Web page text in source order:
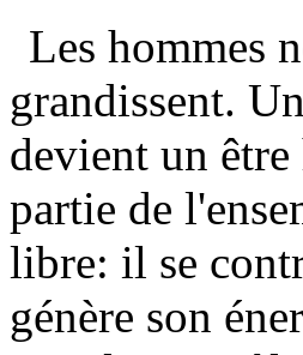
Les hommes
grandissent.
devient un être
partie de
libre: il se
génère son